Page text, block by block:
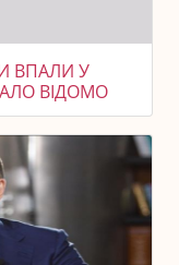
ВПАЛИ У
ВІДОМО